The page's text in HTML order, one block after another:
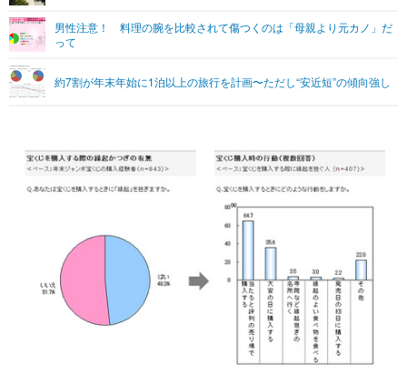
ショッピング その他
プッシュ通知の停止方法
男性注意！ 料理の腕を比較されて傷つくのは「母親より元カノ」だ
って
約7割が年末年始に1泊以上の旅行を計画〜ただし“安近短”の傾向強し